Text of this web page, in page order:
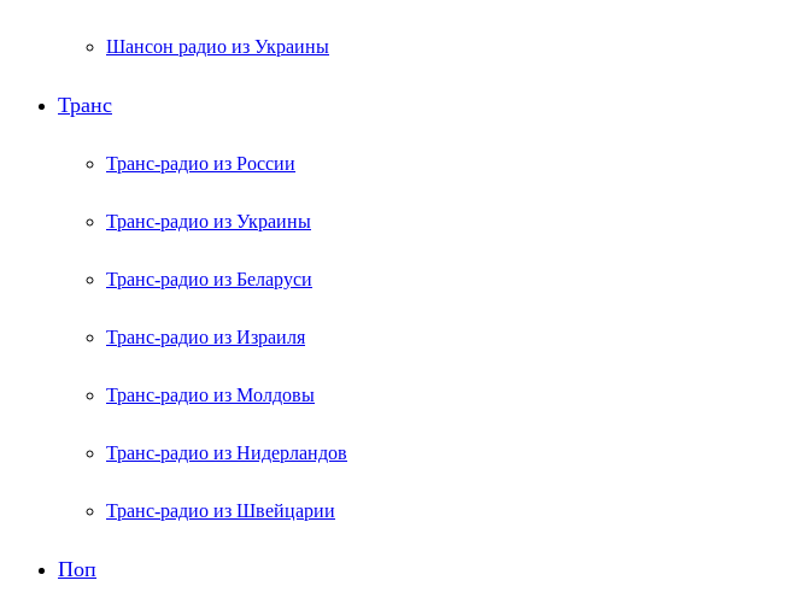
Шансон радио из Украины
Транс
Транс-радио из России
Транс-радио из Украины
Транс-радио из Беларуси
Транс-радио из Израиля
Транс-радио из Молдовы
Транс-радио из Нидерландов
Транс-радио из Швейцарии
Поп